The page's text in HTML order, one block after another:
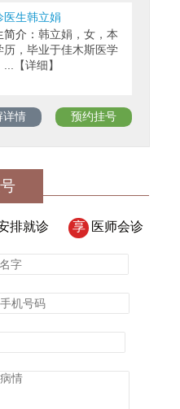
医生韩立娟
简介： 韩立娟，女，本
历，毕业于佳木斯医学
...【详细】
详情 预约挂号
排就诊 享 医师会诊